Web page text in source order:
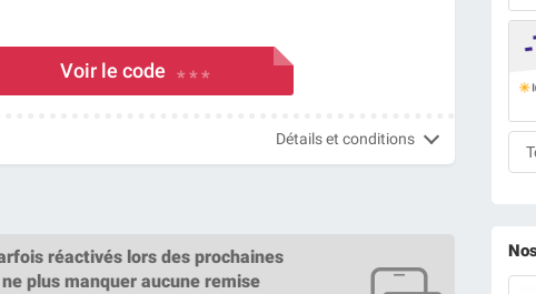
Voir le code * * *
Détails et conditions
réactivés lors des prochaines
plus manquer aucune remise